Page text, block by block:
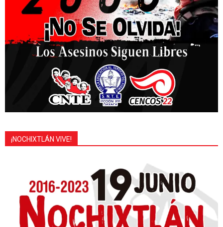
¡NOCHIXTLÁN VIVE!